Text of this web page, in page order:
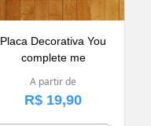
Placa Decorativa You
complete me
A partir de
R$ 19,90